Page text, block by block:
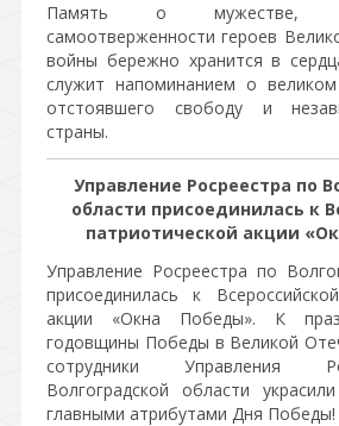
Память о мужестве,
самоотверженности героев
войны бережно хранится в
служит напоминанием о
отстоявшего свободу и
страны.
Управление Росреестра по
области присоединилась к
патриотической акции
Управление Росреестра по
присоединилась к
акции «Окна Победы». К
годовщины Победы в Великой
сотрудники Управления
Волгоградской области
главными атрибутами Дня Победы!